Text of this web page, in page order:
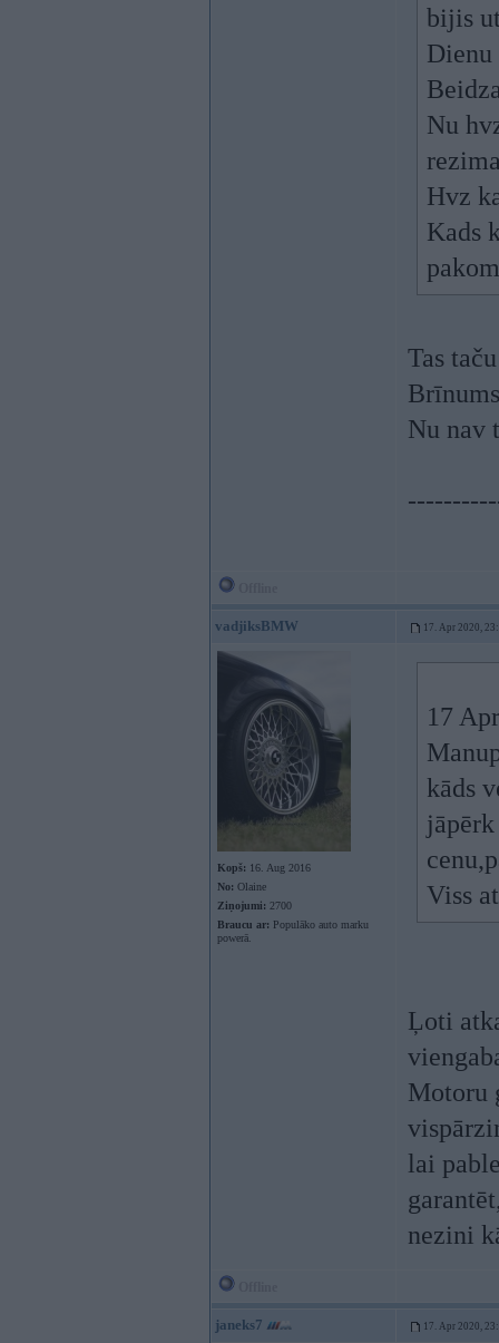
bijis
Dienu
Nu
Hvz
Kads
Tas
Nu nav
vadjiksBMW 17. Apr 2020,
Kopš: 16. Aug 2016
No: Olaine
Ziņojumi: 2700
Braucu ar: Populāko auto marku
powerā.
17
kāds
Viss
Ļoti
Motoru
lai
nezini
janeks7 17. Apr 2020,